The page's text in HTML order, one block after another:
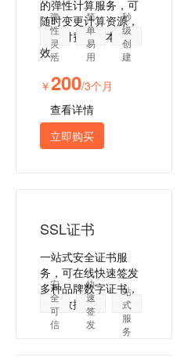
的弹性计算服务，可
随时变更计算资源，
按需付费，降本增
效。
弹
性
灵
活
简
单
易
用
秒
级
创
建
￥200/3个月
查看详情
立即购买
SSL证书
一站式安全证书服
务，可在线快速签发
多种品牌数字证书，
保障数据安全
安
全
可
信
快
速
签
发
一
站
式
服
务